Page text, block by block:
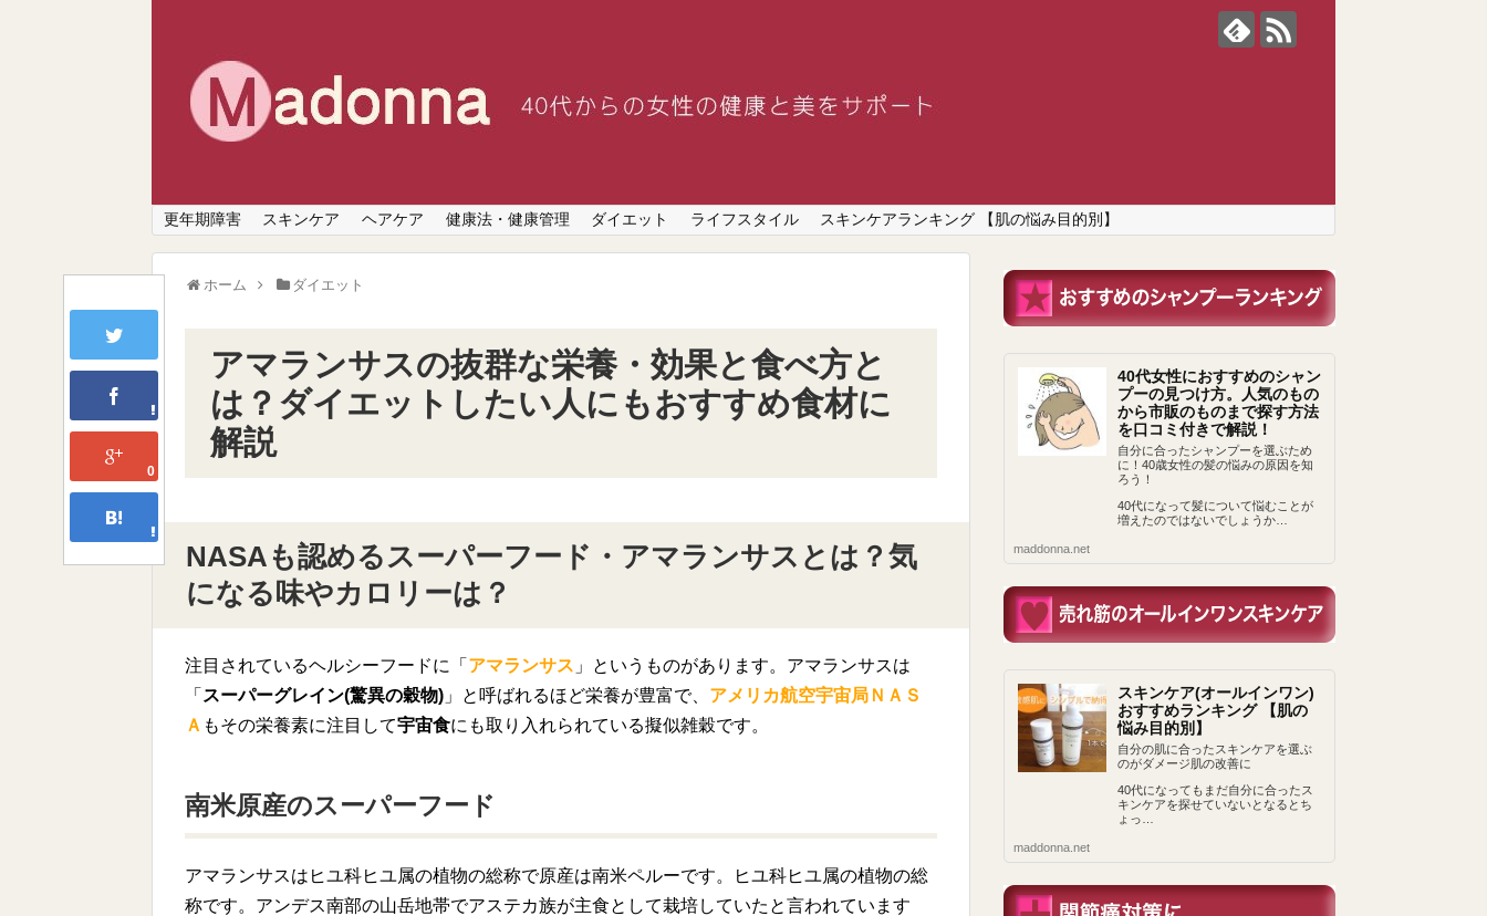
更年期障害 スキンケア ヘアケア 健康法・健康管理 ダイエット ライフスタイル スキンケアランキング 【肌の悩み目的別】
ホーム ダイエット
0
アマランサスの抜群な栄養・効果と食べ方と
は？ダイエットしたい人にもおすすめ食材に
解説
NASAも認めるスーパーフード・アマランサスとは？気
になる味やカロリーは？
注目されているヘルシーフードに「 アマランサス 」というものがあります。アマランサスは
「 スーパーグレイン(驚異の穀物) 」と呼ばれるほど栄養が豊富で、 アメリカ航空宇宙局ＮＡＳ
Ａ もその栄養素に注目して宇宙食にも取り入れられている擬似雑穀です。
南米原産のスーパーフード
アマランサスはヒユ科ヒユ属の植物の総称で原産は南米ペルーです。ヒユ科ヒユ属の植物の総
称です。アンデス南部の山岳地帯でアステカ族が主食として栽培していたと言われています
40代女性におすすめのシャン
プーの見つけ方。人気のもの
から市販のものまで探す方法
を口コミ付きで解説！
自分に合ったシャンプーを選ぶため
に！40歳女性の髪の悩みの原因を知
ろう！
40代になって髪について悩むことが
増えたのではないでしょうか…
maddonna.net
スキンケア(オールインワン)
おすすめランキング 【肌の
悩み目的別】
自分の肌に合ったスキンケアを選ぶ
のがダメージ肌の改善に
40代になってもまだ自分に合ったス
キンケアを探せていないとなるとち
ょっ…
maddonna.net